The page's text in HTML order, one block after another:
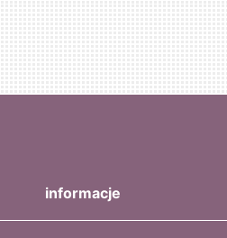
informacje